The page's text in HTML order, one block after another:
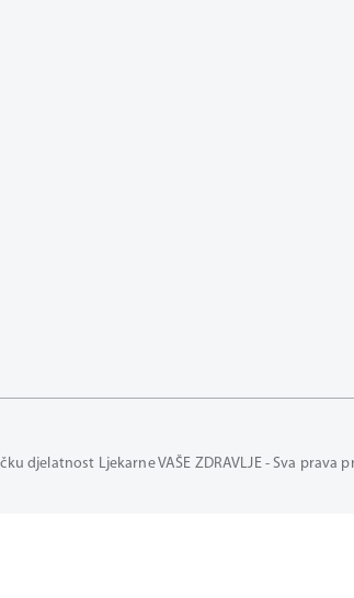
djelatnost Ljekarne VAŠE ZDRAVLJE - Sva prava